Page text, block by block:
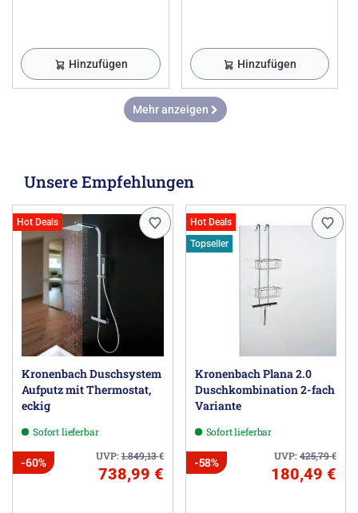
Hinzufügen Hinzufügen
Mehr anzeigen
Unsere Empfehlungen
Hot Deals
Kronenbach Duschsystem
Aufputz mit Thermostat,
eckig
Sofort lieferbar
UVP:1.849,13€
-60%
738,99 €
Hot Deals
Topseller
Kronenbach Plana 2.0
Duschkombination 2-fach
Variante
Sofort lieferbar
UVP:425,79€
-58%
180,49 €